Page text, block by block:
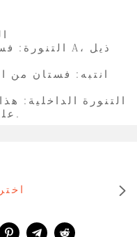
على شبكات صلبة تحت التنورة.